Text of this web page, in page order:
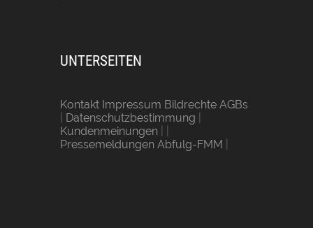
UNTERSEITEN
Kontakt Impressum Bildrechte AGBs
Datenschutzbestimmung
Kundenmeinungen
Pressemeldungen Abfulg-FMM